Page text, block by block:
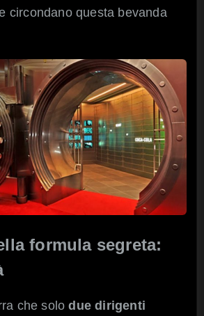
circondano questa bevanda
formula segreta:
che solodue dirigenti